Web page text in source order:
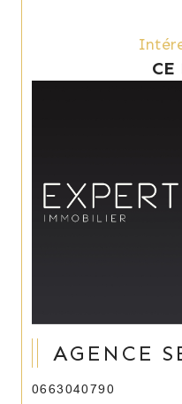
AGENCE
0663040790